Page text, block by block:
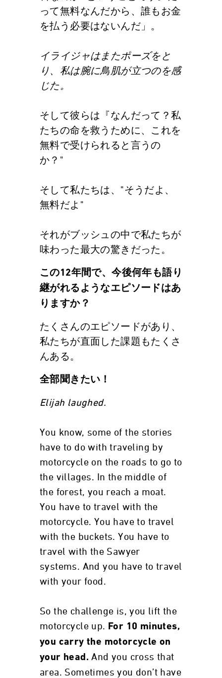
って無料なんだから、誰もお金
を払う必要はないんだ」。
イライジャはまたポーズをと
り、私は腕に鳥肌が立つのを感
じた。
そして彼らは『なんだって？私
たちの命を救うために、これを
無料で受けられると言うの
か？"
そして私たちは、"そうだよ、
無料だよ"
それがブッシュの中で私たちが
味わった最大の驚きだった。
この12年間で、今後何年も語り
継がれるようなエピソードはあ
りますか？
たくさんのエピソードがあり、
私たちが直面した課題もたくさ
んある。
全部聞きたい！
Elijah laughed.
You know, some of the stories
have to do with traveling by
motorcycle on the roads to go to
the villages. In the middle of
the forest, you reach a moat.
You have to travel with the
motorcycle. You have to travel
with the buckets. You have to
travel with the Sawyer
systems. And you have to travel
with your food.
So the challenge is, you lift the
motorcycle up. For 10 minutes,
you carry the motorcycle on
your head. And you cross that
area. Sometimes you don’t have